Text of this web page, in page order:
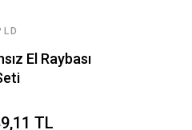
El Raybası
TL